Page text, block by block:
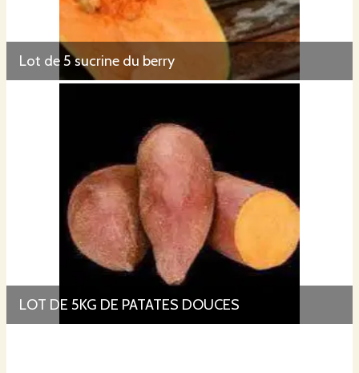
Lot de 5 sucrine du berry
LOT DE 5KG DE PATATES DOUCES